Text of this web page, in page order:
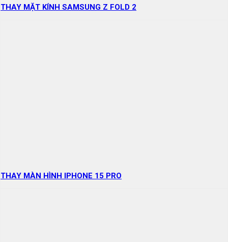
THAY MẶT KÍNH SAMSUNG Z FOLD 2
THAY MÀN HÌNH IPHONE 15 PRO